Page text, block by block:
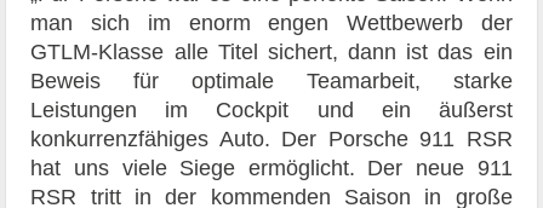
man sich im enorm engen Wettbewerb der
GTLM-Klasse alle Titel sichert, dann ist das ein
Beweis für optimale Teamarbeit, starke
Leistungen im Cockpit und ein äußerst
konkurrenzfähiges Auto. Der Porsche 911 RSR
hat uns viele Siege ermöglicht. Der neue 911
RSR tritt in der kommenden Saison in große